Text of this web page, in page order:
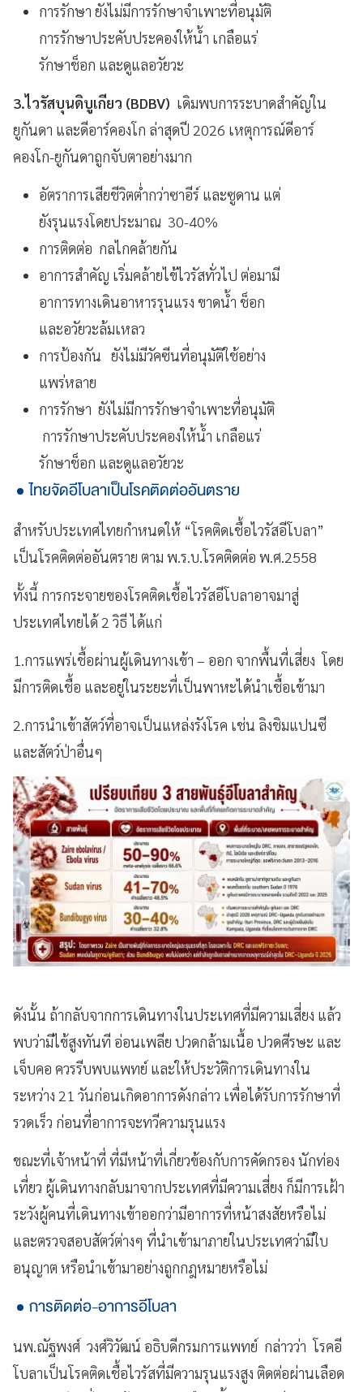
การรักษา ยังไม่มีการรักษาจำเพาะที่อนุมัติ
การรักษาประคับประคองให้น้ำ เกลือแร่
รักษาช็อก และดูแลอวัยวะ
3.ไวรัสบุนดิบูเกียว (BDBV) เดิมพบการระบาดสำคัญใน
ยูกันดา และดีอาร์คองโก ล่าสุดปี 2026 เหตุการณ์ดีอาร์
คองโก-ยูกันดาถูกจับตาอย่างมาก
อัตราการเสียชีวิตต่ำกว่าซาอีร์ และซูดาน แต่
ยังรุนแรงโดยประมาณ 30-40%
การติดต่อ กลไกคล้ายกัน
อาการสำคัญ เริ่มคล้ายไข้ไวรัสทั่วไป ต่อมามี
อาการทางเดินอาหารรุนแรง ขาดน้ำ ช็อก
และอวัยวะล้มเหลว
การป้องกัน ยังไม่มีวัคซีนที่อนุมัติใช้อย่าง
แพร่หลาย
การรักษา ยังไม่มีการรักษาจำเพาะที่อนุมัติ
การรักษาประคับประคองให้น้ำ เกลือแร่
รักษาช็อก และดูแลอวัยวะ
ไทยจัดอีโบลาเป็นโรคติดต่ออันตราย
สำหรับประเทศไทยกำหนดให้ “โรคติดเชื้อไวรัสอีโบลา”
เป็นโรคติดต่ออันตราย ตาม พ.ร.บ.โรคติดต่อ พ.ศ.2558
ทั้งนี้ การกระจายของโรคติดเชื้อไวรัสอีโบลาอาจมาสู่
ประเทศไทยได้ 2 วิธี ได้แก่
1.การแพร่เชื้อผ่านผู้เดินทางเข้า – ออก จากพื้นที่เสี่ยง โดย
มีการติดเชื้อ และอยู่ในระยะที่เป็นพาหะได้นำเชื้อเข้ามา
2.การนำเข้าสัตว์ที่อาจเป็นแหล่งรังโรค เช่น ลิงชิมแปนซี
และสัตว์ป่าอื่นๆ
ดังนั้น ถ้ากลับจากการเดินทางในประเทศที่มีความเสี่ยง แล้ว
พบว่ามีไข้สูงทันที อ่อนเพลีย ปวดกล้ามเนื้อ ปวดศีรษะ และ
เจ็บคอ ควรรีบพบแพทย์ และให้ประวัติการเดินทางใน
ระหว่าง 21 วันก่อนเกิดอาการดังกล่าว เพื่อได้รับการรักษาที่
รวดเร็ว ก่อนที่อาการจะทวีความรุนแรง
ขณะที่เจ้าหน้าที่ ที่มีหน้าที่เกี่ยวข้องกับการคัดกรอง นักท่อง
เที่ยว ผู้เดินทางกลับมาจากประเทศที่มีความเสี่ยง ก็มีการเฝ้า
ระวังผู้คนที่เดินทางเข้าออกว่ามีอาการที่หน้าสงสัยหรือไม่
และตรวจสอบสัตว์ต่างๆ ที่นำเข้ามาภายในประเทศว่ามีใบ
อนุญาต หรือนำเข้ามาอย่างถูกกฎหมายหรือไม่
การติดต่อ-อาการอีโบลา
นพ.ณัฐพงศ์ วงศ์วิวัฒน์ อธิบดีกรมการแพทย์ กล่าวว่า โรคอี
โบลาเป็นโรคติดเชื้อไวรัสที่มีความรุนแรงสูง ติดต่อผ่านเลือด